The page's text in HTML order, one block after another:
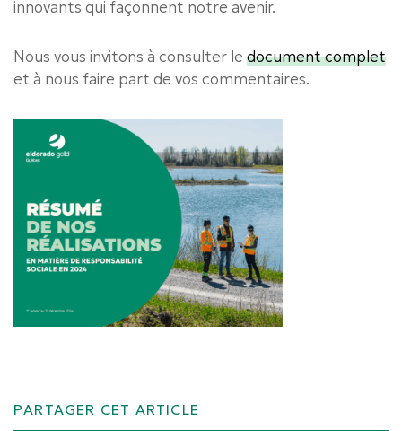
innovants qui façonnent notre avenir.
Nous vous invitons à consulter le document complet
et à nous faire part de vos commentaires.
PARTAGER CET ARTICLE